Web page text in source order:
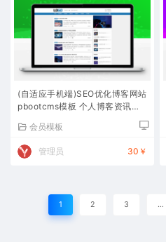
(自适应手机端)SEO优化博客网站
pbootcms模板 个人博客资讯网
会员模板
管理员 30￥
1 2 3 …